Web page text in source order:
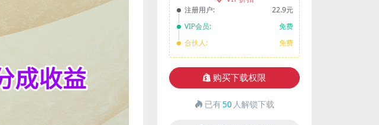
注册用户:
22.9元
VIP会员:
免费
合伙人:
免费
购买下载权限
已有50 人解锁下载